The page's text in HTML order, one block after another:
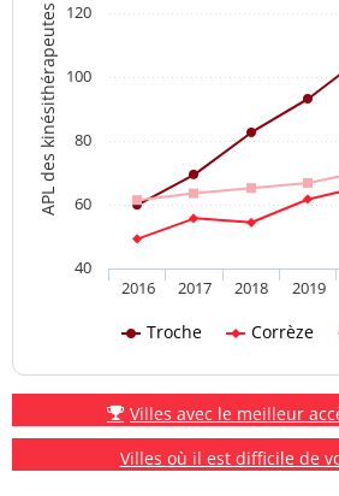
APL des kinésithérapeutes
Troche Corrèze
2016 2017 2018 2019
40
60
80
100
120
Villes avec le meilleur
Villes où il est difficile de